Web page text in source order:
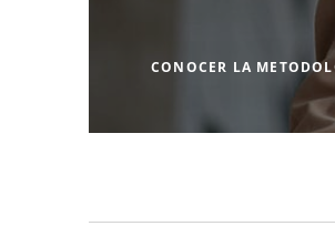
CONOCER LA